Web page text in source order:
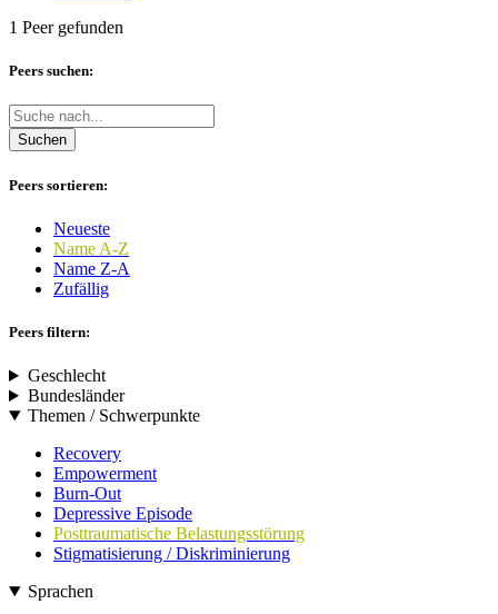
1 Peer gefunden
Peers suchen:
Suchen
Peers sortieren:
Neueste
Name A-Z
Name Z-A
Zufällig
Peers filtern:
Geschlecht
Bundesländer
Themen / Schwerpunkte
Recovery
Empowerment
Burn-Out
Depressive Episode
Posttraumatische Belastungsstörung
Stigmatisierung / Diskriminierung
Sprachen